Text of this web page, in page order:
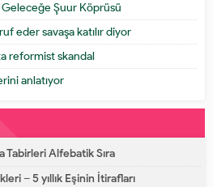
Şuur Köprüsü
eder savaşa katılır diyor
reformist skandal
anlatıyor
Tabirleri Alfebatik Sıra
– 5 yıllık Eşinin İtirafları